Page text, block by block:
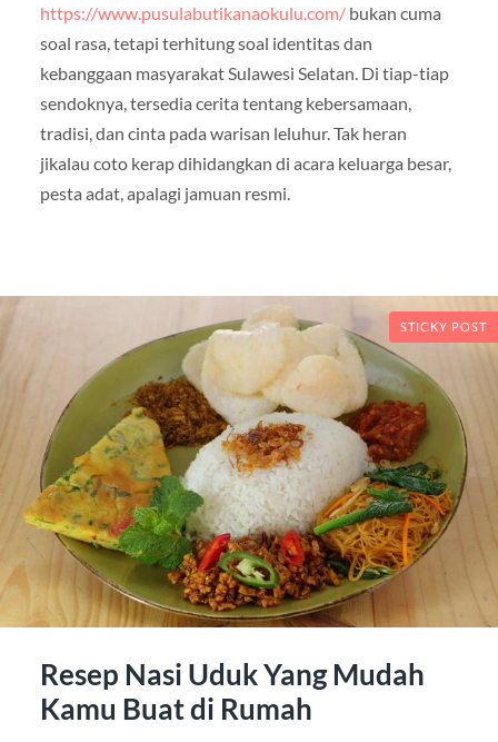
https://www.pusulabutikanaokulu.com/bukan cuma
soal rasa, tetapi terhitung soal identitas dan
kebanggaan masyarakat Sulawesi Selatan. Di tiap-tiap
sendoknya, tersedia cerita tentang kebersamaan,
tradisi, dan cinta pada warisan leluhur. Tak heran
jikalau coto kerap dihidangkan di acara keluarga besar,
pesta adat, apalagi jamuan resmi.
STICKY POST
Resep Nasi Uduk Yang Mudah
Kamu Buat di Rumah